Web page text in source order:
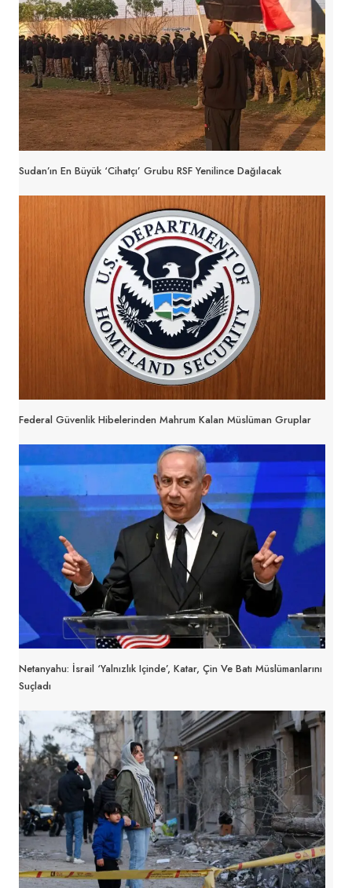
Sudan’ın En Büyük ‘cihatçı’ Grubu RSF Yenilince Dağılacak
Federal Güvenlik Hibelerinden Mahrum Kalan Müslüman Gruplar
Netanyahu: İsrail ‘yalnızlık Içinde’, Katar, Çin Ve Batı Müslümanlarını
Suçladı